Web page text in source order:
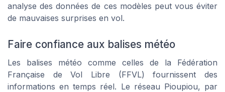
analyse des données de ces modèles peut vous éviter
de mauvaises surprises en vol.
Faire confiance aux balises météo
Les balises météo comme celles de la Fédération
Française de Vol Libre (FFVL) fournissent des
informations en temps réel. Le réseau Pioupiou, par